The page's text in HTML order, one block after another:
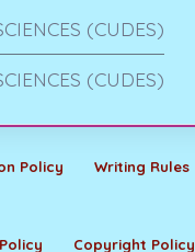
(CUDES)
(CUDES)
Policy Writing Rules
Copyright Policy